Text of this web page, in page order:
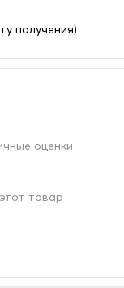
получения)
оценки
товар